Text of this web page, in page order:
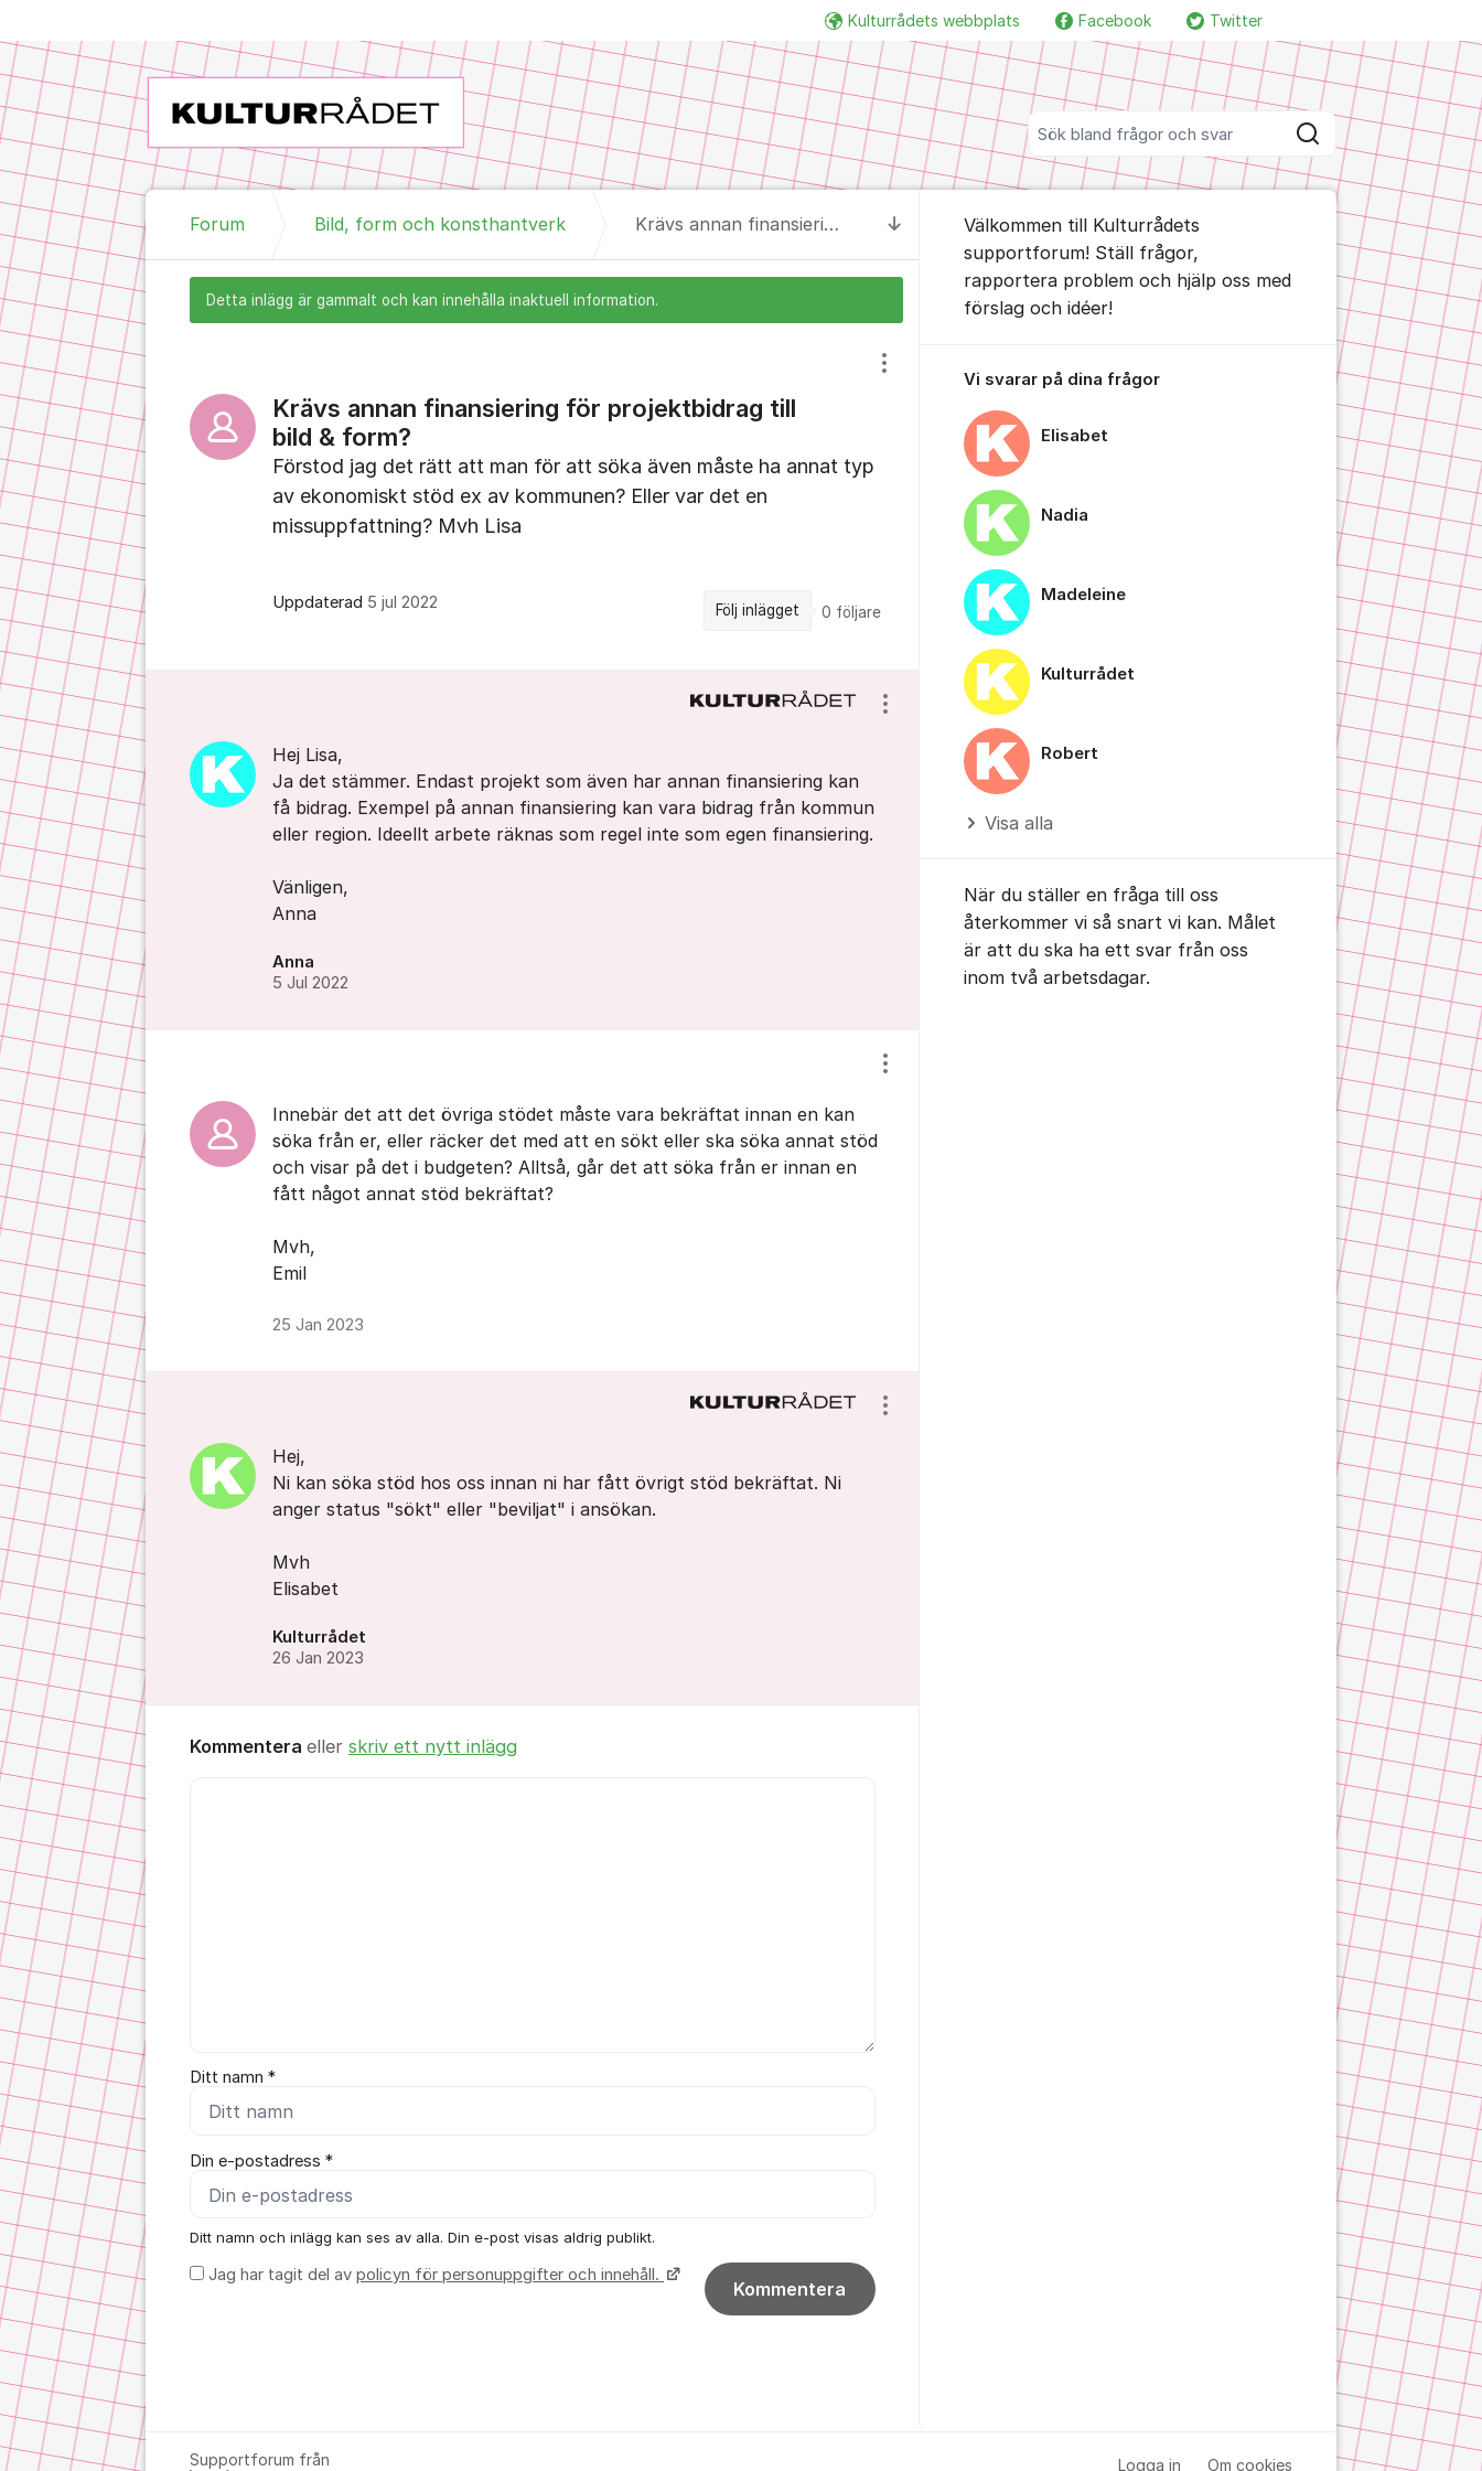
Sök bland alla inlägg
Sök
Kulturrådets webbplats Facebook TwitterFler supportlänkar
Till senaste kommentaren
Forum Bild, form och konsthantverk Krävs annan finansiering för projektbidrag till bild & form?
Detta inlägg är gammalt och kan innehålla inaktuell information.
Krävs annan finansiering för projektbidrag till
bild & form?
Visa/dölj inställningar för inlägg/kommentar
Förstod jag det rätt att man för att söka även måste ha annat typ
av ekonomiskt stöd ex av kommunen? Eller var det en
missuppfattning? Mvh Lisa
Uppdaterad 5 jul 2022 Följ inlägget 0 följare
Hej Lisa,
Ja det stämmer. Endast projekt som även har annan finansiering kan
få bidrag. Exempel på annan finansiering kan vara bidrag från kommun
eller region. Ideellt arbete räknas som regel inte som egen finansiering.
Vänligen,
Anna
Anna
5 Jul 2022
Visa/dölj inställningar för inlägg/kommentar
Innebär det att det övriga stödet måste vara bekräftat innan en kan
söka från er, eller räcker det med att en sökt eller ska söka annat stöd
och visar på det i budgeten? Alltså, går det att söka från er innan en
fått något annat stöd bekräftat?
Mvh,
Emil
25 Jan 2023
Visa/dölj inställningar för inlägg/kommentar
Hej,
Ni kan söka stöd hos oss innan ni har fått övrigt stöd bekräftat. Ni
anger status "sökt" eller "beviljat" i ansökan.
Mvh
Elisabet
Kulturrådet
26 Jan 2023
Visa/dölj inställningar för inlägg/kommentar
Kommentera eller skriv ett nytt inlägg
Ditt namn *
Din e-postadress *
Ditt namn och inlägg kan ses av alla. Din e-post visas aldrig publikt.
Jag har tagit del av policyn för personuppgifter och innehåll.
Kommentera
Välkommen till Kulturrådets
supportforum! Ställ frågor,
rapportera problem och hjälp oss med
förslag och idéer!
Vi svarar på dina frågor
Elisabet
Nadia
Madeleine
Kulturrådet
Robert
Visa alla
När du ställer en fråga till oss
återkommer vi så snart vi kan. Målet
är att du ska ha ett svar från oss
inom två arbetsdagar.
Supportforum från Logga in Om cookies